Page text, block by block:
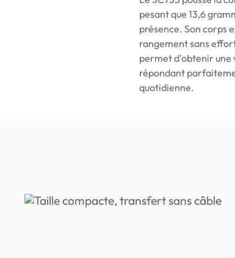
pesant que 13,6
présence. Son corps
rangement sans
permet d'obtenir une
répondant
quotidienne.